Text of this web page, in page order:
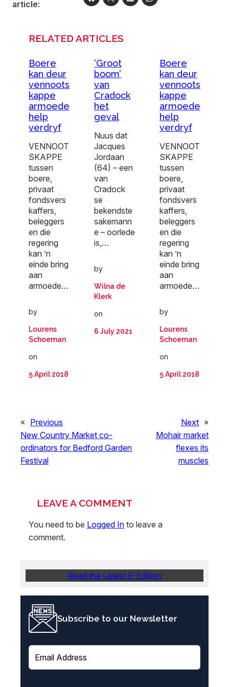
article:
RELATED ARTICLES
Boere
kan deur
vennoots
kappe
armoede
help
verdryf
VENNOOT
SKAPPE
tussen
boere,
privaat
fondsvers
kaffers,
beleggers
en die
regering
kan ’n
einde bring
aan
armoede…
by
Lourens
Schoeman
on
5 April 2018
‘Groot
boom’
van
Cradock
het
geval
Nuus dat
Jacques
Jordaan
(64) – een
van
Cradock
se
bekendste
sakemann
e – oorlede
is,…
by
Wilna de
Klerk
on
6 July 2021
Boere
kan deur
vennoots
kappe
armoede
help
verdryf
VENNOOT
SKAPPE
tussen
boere,
privaat
fondsvers
kaffers,
beleggers
en die
regering
kan ’n
einde bring
aan
armoede…
by
Lourens
Schoeman
on
5 April 2018
« Previous
New Country Market co-
ordinators for Bedford Garden
Festival
Next »
Mohair market
flexes its
muscles
LEAVE A COMMENT
You need to be Logged In to leave a
comment.
Read the Latest E-Edition
Subscribe to our Newsletter
E